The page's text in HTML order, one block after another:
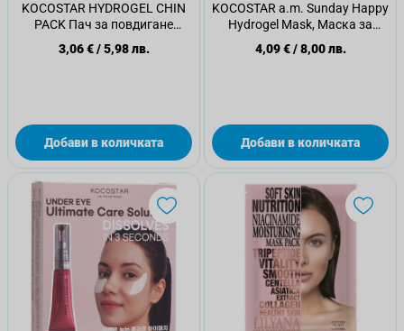
KOCOSTAR HYDROGEL CHIN
PACK Пач за повдигане
3,06 €/5,98 лв.
Добави в количката
KOCOSTAR a.m. Sunday Happy
Hydrogel Mask, Маска за
4,09 €/8,00 лв.
Добави в количката